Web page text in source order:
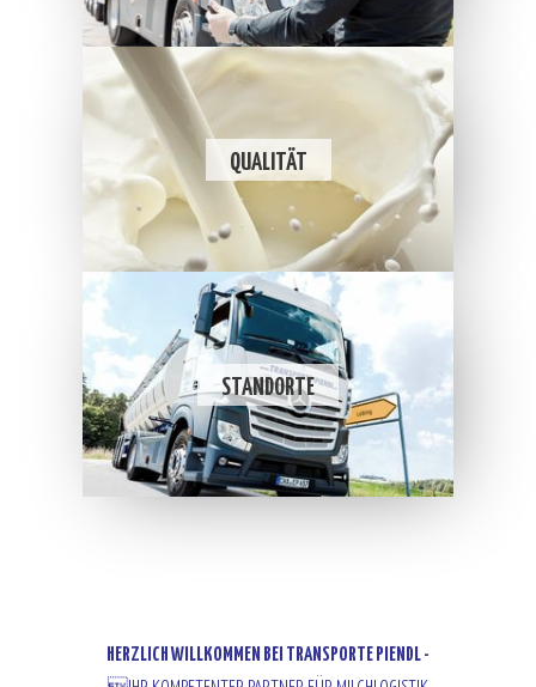
QUALITÄT
STANDORTE
HERZLICH WILLKOMMEN BEI TRANSPORTE PIENDL -